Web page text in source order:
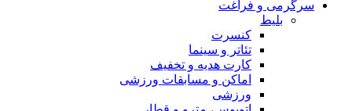
سرگرمی و فراغت
بلیط
کنسرت
تئاتر و سینما
کارت هدیه و تخفیف
اماکن و مسابقات ورزشی
ورزشی